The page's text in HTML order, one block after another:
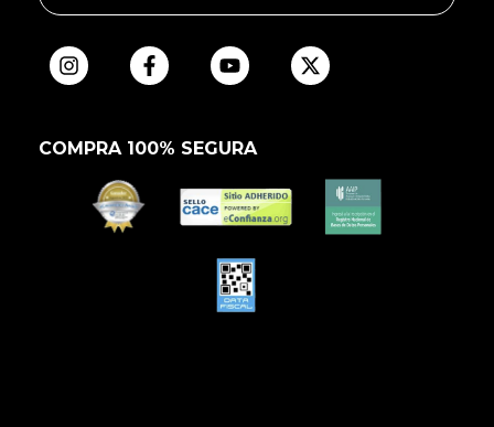
COMPRA 100% SEGURA